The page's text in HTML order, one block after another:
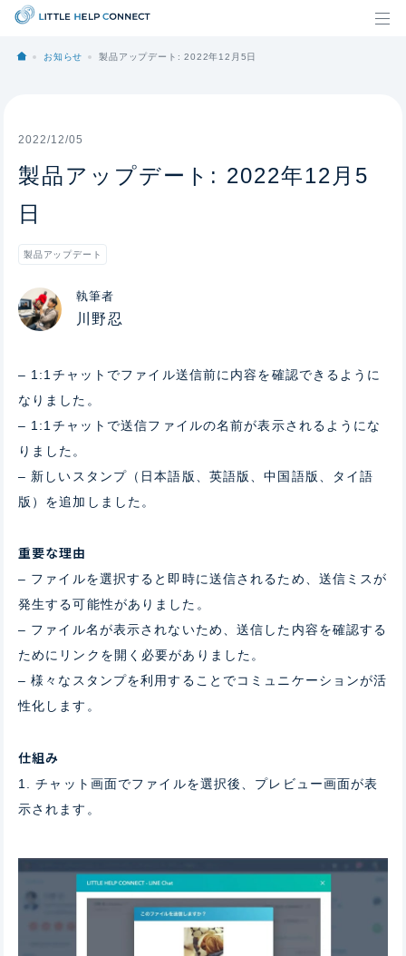
お知らせ 製品アップデート: 2022年12月5日
2022/12/05
製品アップデート: 2022年12月5
日
製品アップデート
執筆者
川野忍
– 1:1チャットでファイル送信前に内容を確認できるように
なりました。
– 1:1チャットで送信ファイルの名前が表示されるようにな
りました。
– 新しいスタンプ（日本語版、英語版、中国語版、タイ語
版）を追加しました。
重要な理由
– ファイルを選択すると即時に送信されるため、送信ミスが
発生する可能性がありました。
– ファイル名が表示されないため、送信した内容を確認する
ためにリンクを開く必要がありました。
– 様々なスタンプを利用することでコミュニケーションが活
性化します。
仕組み
1. チャット画面でファイルを選択後、プレビュー画面が表
示されます。